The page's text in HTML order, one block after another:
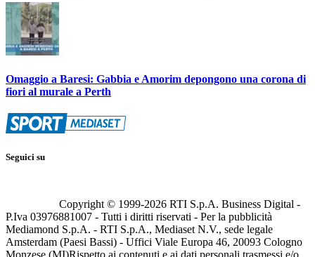
Omaggio a Baresi: Gabbia e Amorim depongono una corona di
fiori al murale a Perth
Seguici su
Copyright © 1999-2026 RTI S.p.A. Business Digital -
P.Iva 03976881007 - Tutti i diritti riservati - Per la pubblicità
Mediamond S.p.A. - RTI S.p.A., Mediaset N.V., sede legale
Amsterdam (Paesi Bassi) - Uffici Viale Europa 46, 20093 Cologno
Monzese (MI)Rispetto ai contenuti e ai dati personali trasmessi e/o